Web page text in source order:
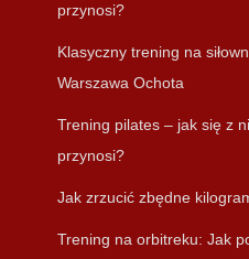
przynosi?
Klasyczny trening na
Warszawa Ochota
Trening pilates – jak się z
przynosi?
Jak zrzucić zbędne
Trening na orbitreku: Jak